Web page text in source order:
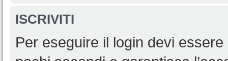
ISCRIVITI
Per eseguire il login devi